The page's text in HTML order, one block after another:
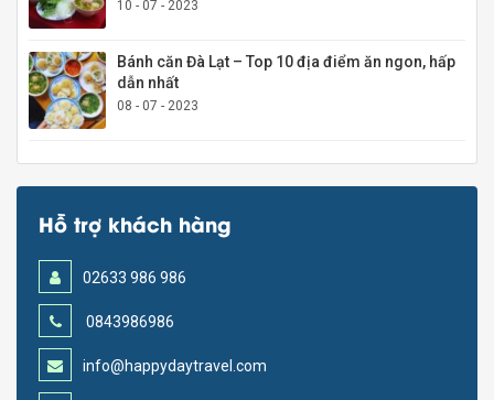
10 - 07 - 2023
Bánh căn Đà Lạt – Top 10 địa điểm ăn ngon, hấp
dẫn nhất
08 - 07 - 2023
Hỗ trợ khách hàng
02633 986 986
0843986986
info@happydaytravel.com